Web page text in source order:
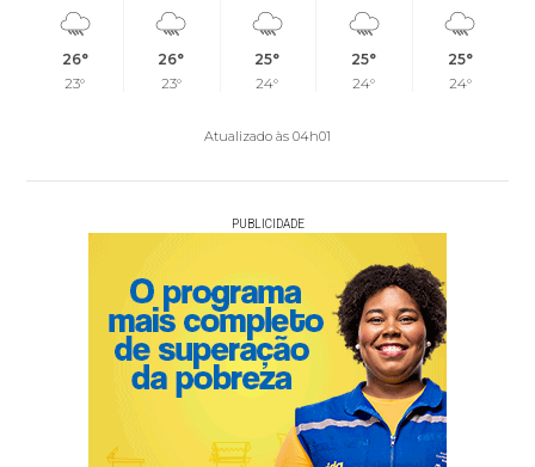
26°
23°
26°
23°
25°
24°
25°
24°
25°
24°
Atualizado às 04h01
PUBLICIDADE